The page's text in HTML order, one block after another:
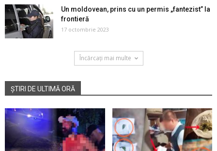
Un moldovean, prins cu un permis „fantezist” la
frontieră
17 octombrie 2023
Încărcați mai multe
ȘTIRI DE ULTIMĂ ORĂ